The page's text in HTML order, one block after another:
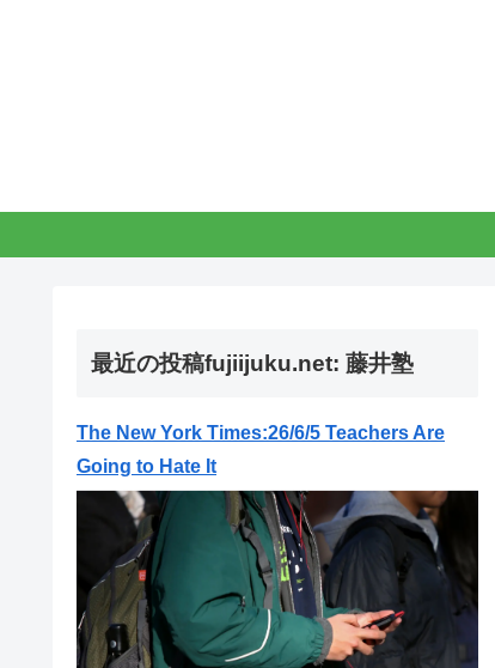
最近の投稿fujiijuku.net: 藤井塾
The New York Times:26/6/5 Teachers Are
Going to Hate It